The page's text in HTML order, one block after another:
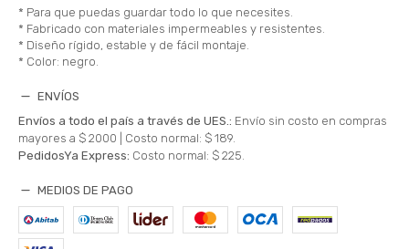
* Para que puedas guardar todo lo que necesites.
* Fabricado con materiales impermeables y resistentes.
* Diseño rígido, estable y de fácil montaje.
* Color: negro.
ENVÍOS
Envíos a todo el país a través de UES.: Envío sin costo en compras
mayores a $ 2000 | Costo normal: $ 189.
PedidosYa Express: Costo normal: $ 225.
MEDIOS DE PAGO